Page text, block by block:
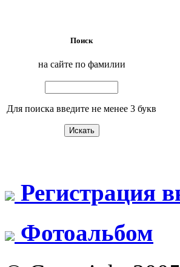
Поиск
на сайте по фамилии
Для поиска введите не менее 3 букв
Регистрация
Фотоальбом